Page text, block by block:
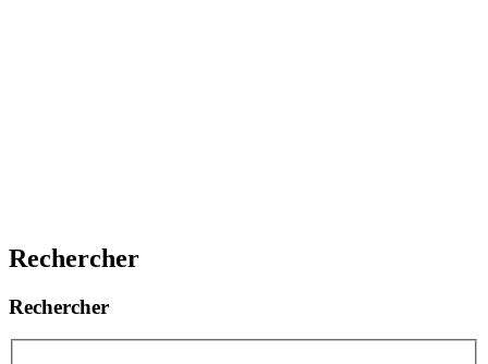
Rechercher
Rechercher